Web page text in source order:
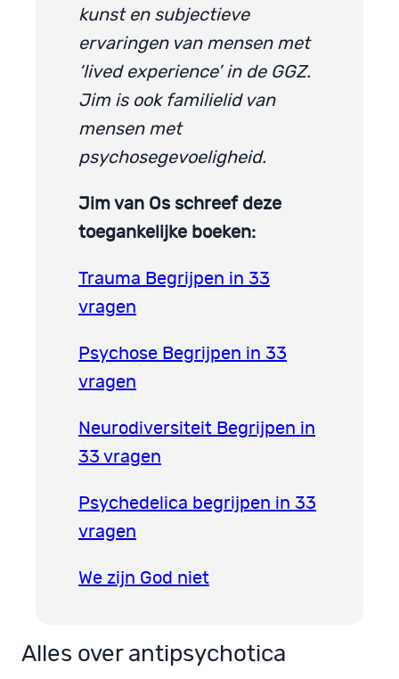
kunst en subjectieve
ervaringen van mensen met
‘lived experience’ in de GGZ.
Jim is ook familielid van
mensen met
psychosegevoeligheid.
Jim van Os schreef deze
toegankelijke boeken:
Trauma Begrijpen in 33
vragen
Psychose Begrijpen in 33
vragen
Neurodiversiteit Begrijpen in
33 vragen
Psychedelica begrijpen in 33
vragen
We zijn God niet
Alles over antipsychotica